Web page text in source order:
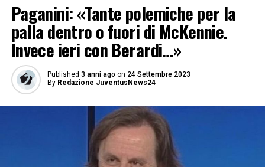
Paganini: «Tante polemiche per la
palla dentro o fuori di McKennie.
Invece ieri con Berardi…»
Published 3 anni ago on 24 Settembre 2023
By Redazione JuventusNews24